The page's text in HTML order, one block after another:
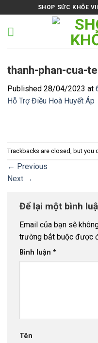
to
content
SHOP SỨC KHỎE
thanh-phan-cua-
Published 28/04/2023 at
Hỗ Trợ Điều Hoà Huyết Áp
Trackbacks are closed, but you
← Previous
Next →
Để lại một bình
Email của bạn sẽ
trường bắt buộc được
Bình luận *
Tên